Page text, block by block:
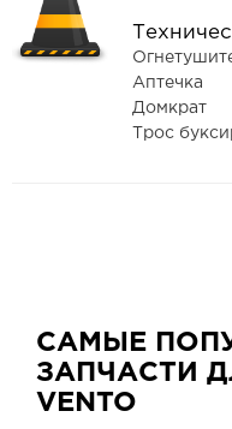
Аптечка
Домкрат
Трос
САМЫЕ
ЗАПЧАСТИ
VENTO